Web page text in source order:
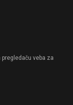
veba za